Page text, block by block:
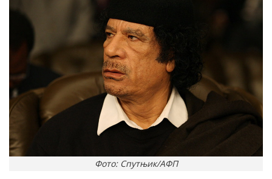
Фото: Спутњик/АФП